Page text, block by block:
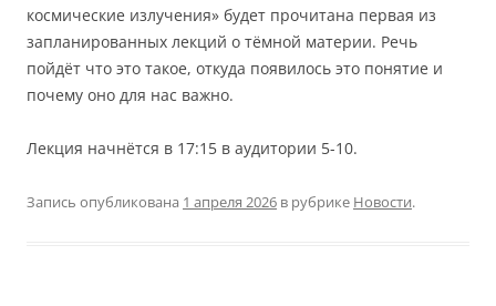
космические излучения» будет прочитана первая из
запланированных лекций о тёмной материи. Речь
пойдёт что это такое, откуда появилось это понятие и
почему оно для нас важно.
Лекция начнётся в 17:15 в аудитории 5-10.
Запись опубликована 1 апреля 2026 в рубрике Новости.